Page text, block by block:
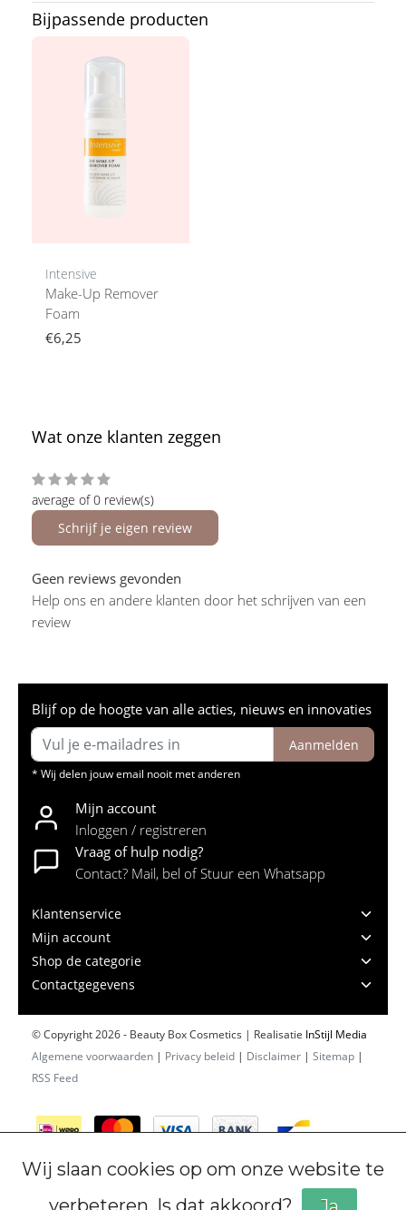
Bijpassende producten
Intensive
Make-Up Remover
Foam
€6,25
Wat onze klanten zeggen
average of 0 review(s)
Schrijf je eigen review
Geen reviews gevonden
Help ons en andere klanten door het schrijven van een
review
Blijf op de hoogte van alle acties, nieuws en innovaties
Aanmelden
* Wij delen jouw email nooit met anderen
Mijn account
Inloggen / registreren
Vraag of hulp nodig?
Contact? Mail, bel of Stuur een Whatsapp
Klantenservice
Mijn account
Shop de categorie
Contactgegevens
© Copyright 2026 - Beauty Box Cosmetics | Realisatie InStijl Media
Algemene voorwaarden | Privacy beleid | Disclaimer | Sitemap |
RSS Feed
Wij slaan cookies op om onze website te
verbeteren. Is dat akkoord?